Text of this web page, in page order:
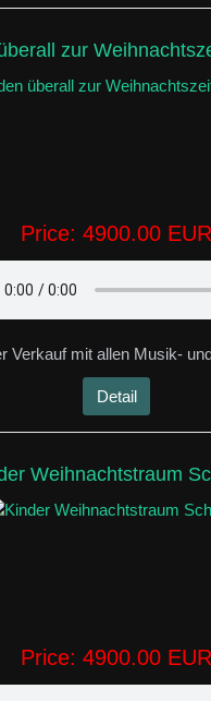
zur
Price: 4900.00 EUR
Verkauf mit allen Musik-
Detail
Weihnachtstraum
Price: 4900.00 EUR